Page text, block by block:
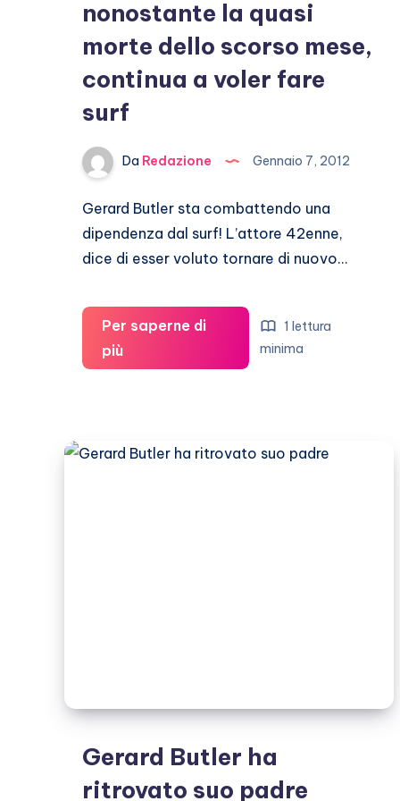
nonostante la quasi
morte dello scorso mese,
continua a voler fare
surf
Da Redazione Gennaio 7, 2012
Gerard Butler sta combattendo una
dipendenza dal surf! L’attore 42enne,
dice di esser voluto tornare di nuovo…
Per saperne di
piùGerard
Butler:
quasi
1 lettura
minima
Gerard Butler ha
ritrovato suo padre